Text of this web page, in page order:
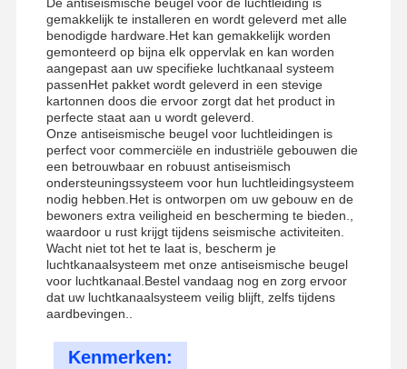
gemakkelijk te installeren en wordt geleverd met alle
benodigde hardware.Het kan gemakkelijk worden
gemonteerd op bijna elk oppervlak en kan worden
aangepast aan uw specifieke luchtkanaal systeem
passenHet pakket wordt geleverd in een stevige
kartonnen doos die ervoor zorgt dat het product in
perfecte staat aan u wordt geleverd.
Onze antiseismische beugel voor luchtleidingen is
perfect voor commerciële en industriële gebouwen die
een betrouwbaar en robuust antiseismisch
ondersteuningssysteem voor hun luchtleidingsysteem
nodig hebben.Het is ontworpen om uw gebouw en de
bewoners extra veiligheid en bescherming te bieden.,
waardoor u rust krijgt tijdens seismische activiteiten.
Wacht niet tot het te laat is, bescherm je
luchtkanaalsysteem met onze antiseismische beugel
voor luchtkanaal.Bestel vandaag nog en zorg ervoor
dat uw luchtkanaalsysteem veilig blijft, zelfs tijdens
aardbevingen..
Kenmerken: